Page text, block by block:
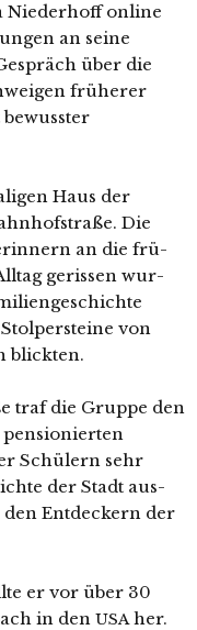
Niederhoff online
an sei­ne
über die
frü­he­rer
Haus der
Die
an die frü­
geris­sen wur­
von
blick­ten.
traf die Gruppe den
Schülern sehr
der Stadt aus­
den Entdeckern der
er vor über 30
in den USAher.